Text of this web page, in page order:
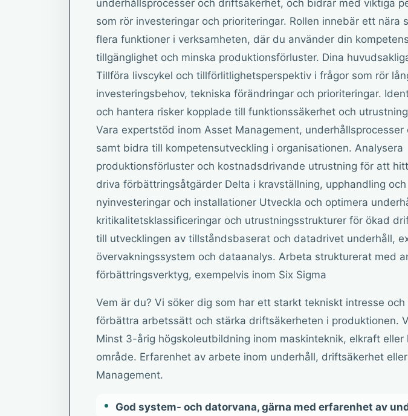
underhållsprocesser och driftsäkerhet, och bidrar med viktiga
som rör investeringar och prioriteringar. Rollen innebär ett nära
flera funktioner i verksamheten, där du använder din
tillgänglighet och minska produktionsförluster. Dina
Tillföra livscykel och tillförlitlighetsperspektiv i frågor som rör
investeringsbehov, tekniska förändringar och prioriteringar.
och hantera risker kopplade till funktionssäkerhet och
Vara expertstöd inom Asset Management,
samt bidra till kompetensutveckling i organisationen. Analysera
produktionsförluster och kostnadsdrivande utrustning för att
driva förbättringsåtgärder Delta i kravställning, upphandling
nyinvesteringar och installationer Utveckla och optimera
kritikalitetsklassificeringar och utrustningsstrukturer för ökad
till utvecklingen av tillståndsbaserat och datadrivet underhåll,
övervakningssystem och dataanalys. Arbeta strukturerat med
förbättringsverktyg, exempelvis inom Six Sigma
Vem är du? Vi söker dig som har ett starkt tekniskt intresse
förbättra arbetssätt och stärka driftsäkerheten i produktionen.
Minst 3-årig högskoleutbildning inom maskinteknik, elkraft eller
område. Erfarenhet av arbete inom underhåll, driftsäkerhet
Management.
God system- och datorvana, gärna med erfarenhet av